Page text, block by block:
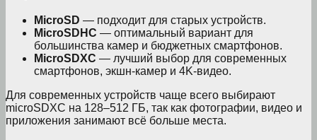
MicroSD — подходит для старых устройств.
MicroSDHC — оптимальный вариант для
большинства камер и бюджетных смартфонов.
MicroSDXC — лучший выбор для современных
смартфонов, экшн-камер и 4K-видео.
Для современных устройств чаще всего выбирают
microSDXC на 128–512 ГБ, так как фотографии, видео и
приложения занимают всё больше места.